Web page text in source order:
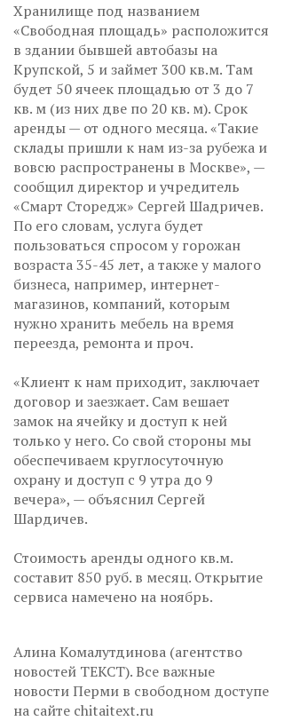
Хранилище под названием
«Свободная площадь» расположится
в здании бывшей автобазы на
Крупской, 5 и займет 300 кв.м. Там
будет 50 ячеек площадью от 3 до 7
кв. м (из них две по 20 кв. м). Срок
аренды — от одного месяца. «Такие
склады пришли к нам из-за рубежа и
вовсю распространены в Москве», —
сообщил директор и учредитель
«Смарт Сторедж» Сергей Шадричев.
По его словам, услуга будет
пользоваться спросом у горожан
возраста 35-45 лет, а также у малого
бизнеса, например, интернет-
магазинов, компаний, которым
нужно хранить мебель на время
переезда, ремонта и проч.
«Клиент к нам приходит, заключает
договор и заезжает. Сам вешает
замок на ячейку и доступ к ней
только у него. Со свой стороны мы
обеспечиваем круглосуточную
охрану и доступ с 9 утра до 9
вечера», — объяснил Сергей
Шардичев.
Стоимость аренды одного кв.м.
составит 850 руб. в месяц. Открытие
сервиса намечено на ноябрь.
Алина Комалутдинова (агентство
новостей ТЕКСТ). Все важные
новости Перми в свободном доступе
на сайте chitaitext.ru